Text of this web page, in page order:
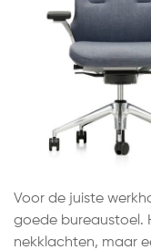
Voor de juiste
goede bureaustoel.
nekklachten, maar